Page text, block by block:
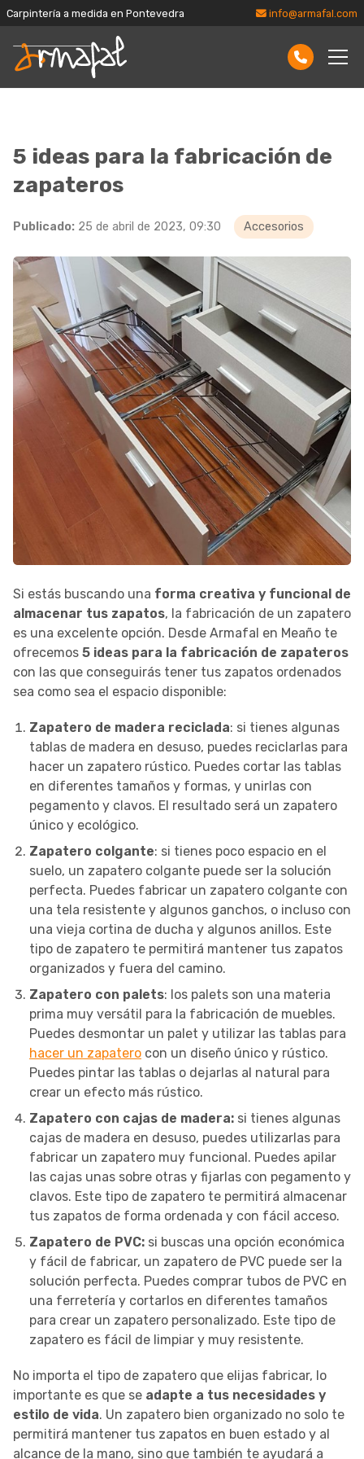
Carpintería a medida en Pontevedra info@armafal.com
5 ideas para la fabricación de
zapateros
Publicado: 25 de abril de 2023, 09:30 Accesorios
Si estás buscando una forma creativa y funcional de
almacenar tus zapatos, la fabricación de un zapatero
es una excelente opción. Desde Armafal en Meaño te
ofrecemos 5 ideas para la fabricación de zapateros
con las que conseguirás tener tus zapatos ordenados
sea como sea el espacio disponible:
Zapatero de madera reciclada: si tienes algunas
tablas de madera en desuso, puedes reciclarlas para
hacer un zapatero rústico. Puedes cortar las tablas
en diferentes tamaños y formas, y unirlas con
pegamento y clavos. El resultado será un zapatero
único y ecológico.
Zapatero colgante: si tienes poco espacio en el
suelo, un zapatero colgante puede ser la solución
perfecta. Puedes fabricar un zapatero colgante con
una tela resistente y algunos ganchos, o incluso con
una vieja cortina de ducha y algunos anillos. Este
tipo de zapatero te permitirá mantener tus zapatos
organizados y fuera del camino.
Zapatero con palets: los palets son una materia
prima muy versátil para la fabricación de muebles.
Puedes desmontar un palet y utilizar las tablas para
hacer un zapatero con un diseño único y rústico.
Puedes pintar las tablas o dejarlas al natural para
crear un efecto más rústico.
Zapatero con cajas de madera: si tienes algunas
cajas de madera en desuso, puedes utilizarlas para
fabricar un zapatero muy funcional. Puedes apilar
las cajas unas sobre otras y fijarlas con pegamento y
clavos. Este tipo de zapatero te permitirá almacenar
tus zapatos de forma ordenada y con fácil acceso.
Zapatero de PVC: si buscas una opción económica
y fácil de fabricar, un zapatero de PVC puede ser la
solución perfecta. Puedes comprar tubos de PVC en
una ferretería y cortarlos en diferentes tamaños
para crear un zapatero personalizado. Este tipo de
zapatero es fácil de limpiar y muy resistente.
No importa el tipo de zapatero que elijas fabricar, lo
importante es que se adapte a tus necesidades y
estilo de vida. Un zapatero bien organizado no solo te
permitirá mantener tus zapatos en buen estado y al
alcance de la mano, sino que también te ayudará a